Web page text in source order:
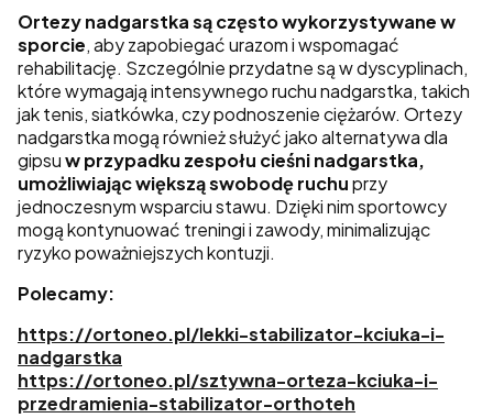
Ortezy nadgarstka są często wykorzystywane w
sporcie, aby zapobiegać urazom i wspomagać
rehabilitację. Szczególnie przydatne są w dyscyplinach,
które wymagają intensywnego ruchu nadgarstka, takich
jak tenis, siatkówka, czy podnoszenie ciężarów. Ortezy
nadgarstka mogą również służyć jako alternatywa dla
gipsuw przypadku zespołu cieśni nadgarstka,
umożliwiając większą swobodę ruchuprzy
jednoczesnym wsparciu stawu. Dzięki nim sportowcy
mogą kontynuować treningi i zawody, minimalizując
ryzyko poważniejszych kontuzji.
Polecamy:
https://ortoneo.pl/lekki-stabilizator-kciuka-i-
nadgarstka
https://ortoneo.pl/sztywna-orteza-kciuka-i-
przedramienia-stabilizator-orthoteh